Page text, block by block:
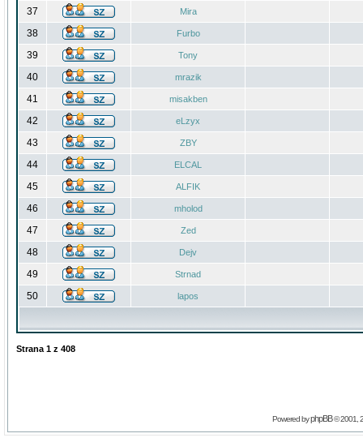
37 Mira
38 Furbo
39 Tony
40 mrazik
41 misakben
42 eLzyx
43 ZBY
44 ELCAL
45 ALFIK
46 mholod
47 Zed
48 Dejv
49 Strnad
50 lapos
Strana 1 z 408
Powered byphpBB© 2001,